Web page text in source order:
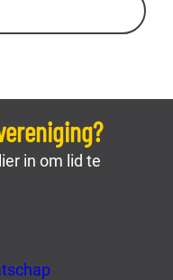
in om lid te